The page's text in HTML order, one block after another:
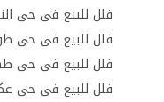
فلل للبيع فى حى
فلل للبيع فى حى
فلل للبيع فى حى
فلل للبيع فى حى